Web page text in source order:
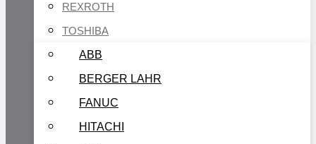
REXROTH
TOSHIBA
ABB
BERGER LAHR
FANUC
HITACHI